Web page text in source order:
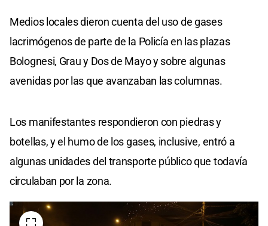
Medios locales dieron cuenta del uso de gases
lacrimógenos de parte de la Policía en las plazas
Bolognesi, Grau y Dos de Mayo y sobre algunas
avenidas por las que avanzaban las columnas.
Los manifestantes respondieron con piedras y
botellas, y el humo de los gases, inclusive, entró a
algunas unidades del transporte público que todavía
circulaban por la zona.